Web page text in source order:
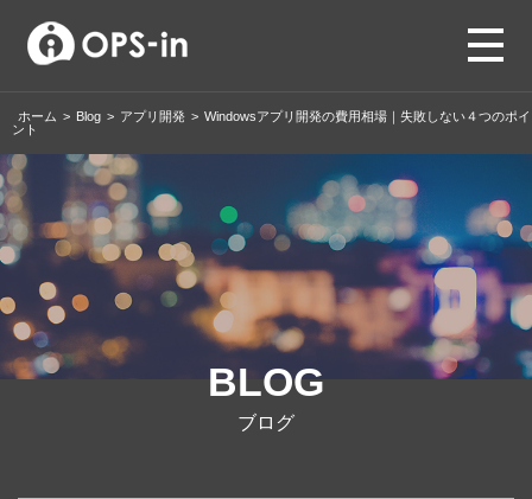
ホーム > Blog > アプリ開発 > Windowsアプリ開発の費用相場｜失敗しない４つのポイ
ント
BLOG
ブログ